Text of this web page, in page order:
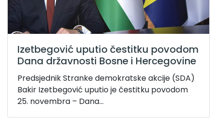
Izetbegović uputio čestitku povodom
Dana državnosti Bosne i Hercegovine
Predsjednik Stranke demokratske akcije (SDA)
Bakir Izetbegović uputio je čestitku povodom
25. novembra – Dana...